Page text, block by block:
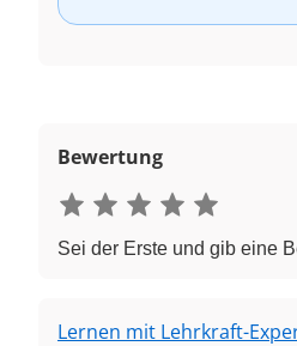
Bewertung
Sei der Erste und gib eine
Lernen mit Lehrkraft-